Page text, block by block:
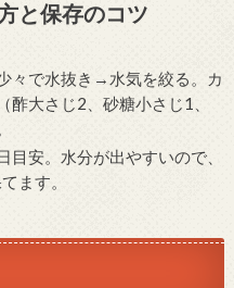
と保存のコツ
々で水抜き→水気を絞る。カ
酢大さじ2、砂糖小さじ1、
安。水分が出やすいので、
ます。